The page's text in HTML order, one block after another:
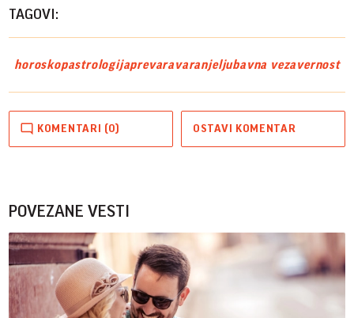
TAGOVI:
horoskopastrologijaprevaravaranjeljubavna vezavernost
KOMENTARI (0) OSTAVI KOMENTAR
POVEZANE VESTI